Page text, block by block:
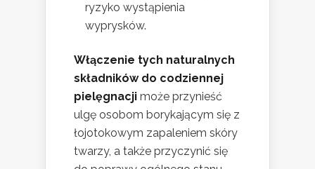
ryzyko wystąpienia
wyprysków.
Włączenie tych naturalnych
składników do codziennej
pielęgnacji może przynieść
ulgę osobom borykającym się z
łojotokowym zapaleniem skóry
twarzy, a także przyczynić się